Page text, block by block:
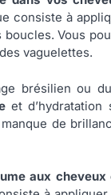
consiste à
Vous
vaguelettes.
brésilien ou
et
de
aux